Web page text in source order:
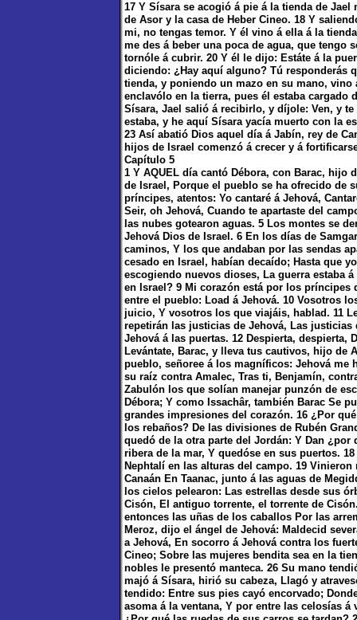
17 Y Sísara se acogió á pie á la tienda de
de Asor y la casa de Heber Cineo. 18 Y
mi, no tengas temor. Y él vino á ella á la
me des á beber una poca de agua, que tengo
tornóle á cubrir. 20 Y él le dijo: Estáte á la
diciendo: ¿Hay aquí alguno? Tú responderás
tienda, y poniendo un mazo en su mano,
enclavólo en la tierra, pues él estaba cargado
Sísara, Jael salió á recibirlo, y díjole: Ven, y
estaba, y he aquí Sísara yacía muerto con la
23 Así abatió Dios aquel día á Jabín, rey de
hijos de Israel comenzó á crecer y á
Capítulo 5
1 Y AQUEL día cantó Débora, con Barac,
de Israel, Porque el pueblo se ha ofrecido de
príncipes, atentos: Yo cantaré á Jehová,
Seir, oh Jehová, Cuando te apartaste del
las nubes gotearon aguas. 5 Los montes se
Jehová Dios de Israel. 6 En los días de
caminos, Y los que andaban por las sendas
cesado en Israel, habían decaído; Hasta que
escogiendo nuevos dioses, La guerra estaba
en Israel? 9 Mi corazón está por los
entre el pueblo: Load á Jehová. 10 Vosotros
juicio, Y vosotros los que viajáis, hablad. 11
repetirán las justicias de Jehová, Las
Jehová á las puertas. 12 Despierta, despierta,
Levántate, Barac, y lleva tus cautivos, hijo de
pueblo, señoree á los magníficos: Jehová me
su raíz contra Amalec, Tras ti, Benjamín,
Zabulón los que solían manejar punzón de
Débora; Y como Issachâr, también Barac Se
grandes impresiones del corazón. 16 ¿Por
los rebaños? De las divisiones de Rubén
quedó de la otra parte del Jordán: Y Dan
ribera de la mar, Y quedóse en sus puertos.
Nephtalí en las alturas del campo. 19
Canaán En Taanac, junto á las aguas de
los cielos pelearon: Las estrellas desde sus
Cisón, El antiguo torrente, el torrente de
entonces las uñas de los caballos Por las
Meroz, dijo el ángel de Jehová: Maldecid
a Jehová, En socorro á Jehová contra los
Cineo; Sobre las mujeres bendita sea en la
nobles le presentó manteca. 26 Su mano
majó á Sísara, hirió su cabeza, Llagó y
tendido: Entre sus pies cayó encorvado;
asoma á la ventana, Y por entre las celosías